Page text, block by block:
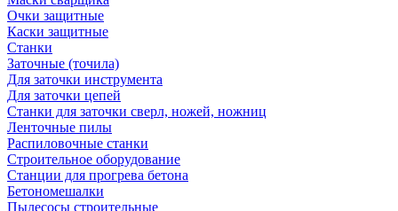
Очки защитные
Каски защитные
Станки
Заточные (точила)
Для заточки инструмента
Для заточки цепей
Станки для заточки сверл, ножей, ножниц
Ленточные пилы
Распиловочные станки
Строительное оборудование
Станции для прогрева бетона
Бетономешалки
Пылесосы строительные